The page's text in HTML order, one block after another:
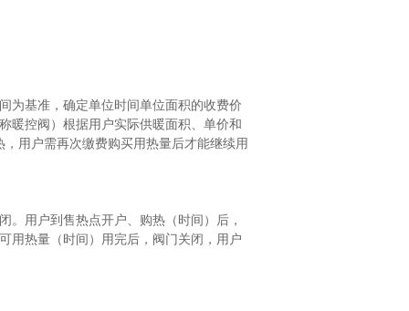
为基准，确定单位时间单位面积的收费价
暖控阀）根据用户实际供暖面积、单价和
，用户需再次缴费购买用热量后才能继续用
。用户到售热点开户、购热（时间）后，
用热量（时间）用完后，阀门关闭，用户